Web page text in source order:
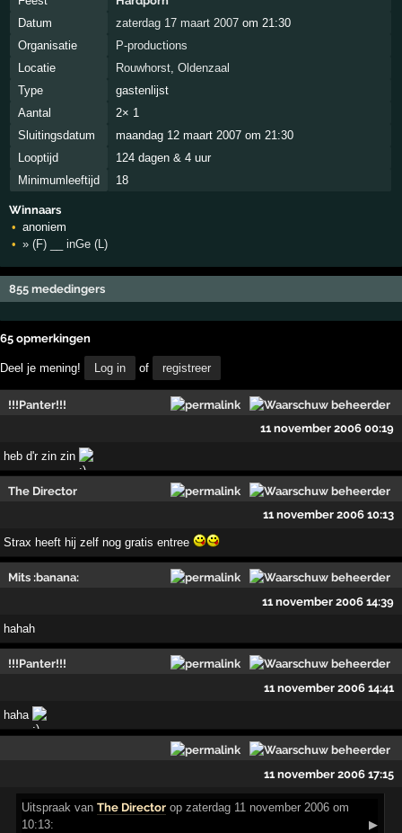
Datum
zaterdag 17 maart 2007om 21:30
Organisatie
P-productions
Locatie
Rouwhorst, Oldenzaal
Type
gastenlijst
Aantal
2× 1
Sluitingsdatum
maandag 12 maart 2007 om 21:30
Looptijd
124 dagen & 4 uur
Minimumleeftijd
18
Winnaars
anoniem
» (F) __ inGe (L)
855 mededingers
65 opmerkingen
Deel je mening! Log in of registreer
!!!Panter!!!
11 november 2006 00:19
heb d'r zin zin
The Director
11 november 2006 10:13
Strax heeft hij zelf nog gratis entree
Mits :banana:
11 november 2006 14:39
hahah
!!!Panter!!!
11 november 2006 14:41
haha
11 november 2006 17:15
Uitspraak vanThe Director op zaterdag 11 november 2006 om
10:13:
▶